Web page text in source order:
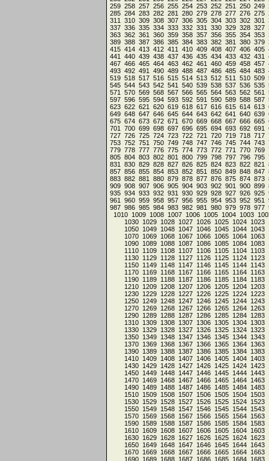
249
250
251
252
253
254
255
256
257
258
259
275
276
277
278
279
280
281
282
283
284
285
301
302
303
304
305
306
307
308
309
310
311
327
328
329
330
331
332
333
334
335
336
337
353
354
355
356
357
358
359
360
361
362
363
379
380
381
382
383
384
385
386
387
388
389
405
406
407
408
409
410
411
412
413
414
415
431
432
433
434
435
436
437
438
439
440
441
457
458
459
460
461
462
463
464
465
466
467
483
484
485
486
487
488
489
490
491
492
493
509
510
511
512
513
514
515
516
517
518
519
535
536
537
538
539
540
541
542
543
544
545
561
562
563
564
565
566
567
568
569
570
571
587
588
589
590
591
592
593
594
595
596
597
613
614
615
616
617
618
619
620
621
622
623
639
640
641
642
643
644
645
646
647
648
649
665
666
667
668
669
670
671
672
673
674
675
691
692
693
694
695
696
697
698
699
700
701
717
718
719
720
721
722
723
724
725
726
727
743
744
745
746
747
748
749
750
751
752
753
769
770
771
772
773
774
775
776
777
778
779
795
796
797
798
799
800
801
802
803
804
805
821
822
823
824
825
826
827
828
829
830
831
847
848
849
850
851
852
853
854
855
856
857
873
874
875
876
877
878
879
880
881
882
883
899
900
901
902
903
904
905
906
907
908
909
925
926
927
928
929
930
931
932
933
934
935
951
952
953
954
955
956
957
958
959
960
961
977
978
979
980
981
982
983
984
985
986
987
1003
1004
1005
1006
1007
1008
1009
1010
1023
1024
1025
1026
1027
1028
1029
1030
1043
1044
1045
1046
1047
1048
1049
1050
1063
1064
1065
1066
1067
1068
1069
1070
1083
1084
1085
1086
1087
1088
1089
1090
1103
1104
1105
1106
1107
1108
1109
1110
1123
1124
1125
1126
1127
1128
1129
1130
1143
1144
1145
1146
1147
1148
1149
1150
1163
1164
1165
1166
1167
1168
1169
1170
1183
1184
1185
1186
1187
1188
1189
1190
1203
1204
1205
1206
1207
1208
1209
1210
1223
1224
1225
1226
1227
1228
1229
1230
1243
1244
1245
1246
1247
1248
1249
1250
1263
1264
1265
1266
1267
1268
1269
1270
1283
1284
1285
1286
1287
1288
1289
1290
1303
1304
1305
1306
1307
1308
1309
1310
1323
1324
1325
1326
1327
1328
1329
1330
1343
1344
1345
1346
1347
1348
1349
1350
1363
1364
1365
1366
1367
1368
1369
1370
1383
1384
1385
1386
1387
1388
1389
1390
1403
1404
1405
1406
1407
1408
1409
1410
1423
1424
1425
1426
1427
1428
1429
1430
1443
1444
1445
1446
1447
1448
1449
1450
1463
1464
1465
1466
1467
1468
1469
1470
1483
1484
1485
1486
1487
1488
1489
1490
1503
1504
1505
1506
1507
1508
1509
1510
1523
1524
1525
1526
1527
1528
1529
1530
1543
1544
1545
1546
1547
1548
1549
1550
1563
1564
1565
1566
1567
1568
1569
1570
1583
1584
1585
1586
1587
1588
1589
1590
1603
1604
1605
1606
1607
1608
1609
1610
1623
1624
1625
1626
1627
1628
1629
1630
1643
1644
1645
1646
1647
1648
1649
1650
1663
1664
1665
1666
1667
1668
1669
1670
1683
1684
1685
1686
1687
1688
1689
1690